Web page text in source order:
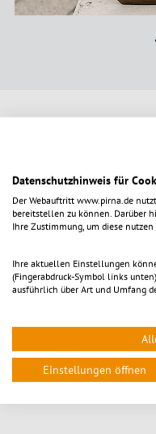
Bitte beachten Sie die
Datenschutzerklärung.
akzeptieren
Datenschutzhinweis für
Der Webauftritt www.pirna.de
bereitstellen zu können. Darüber
Ihre Zustimmung, um diese
Ihre aktuellen Einstellungen
(Fingerabdruck-Symbol links
ausführlich über Art und Umfang
Einstellungen öffnen